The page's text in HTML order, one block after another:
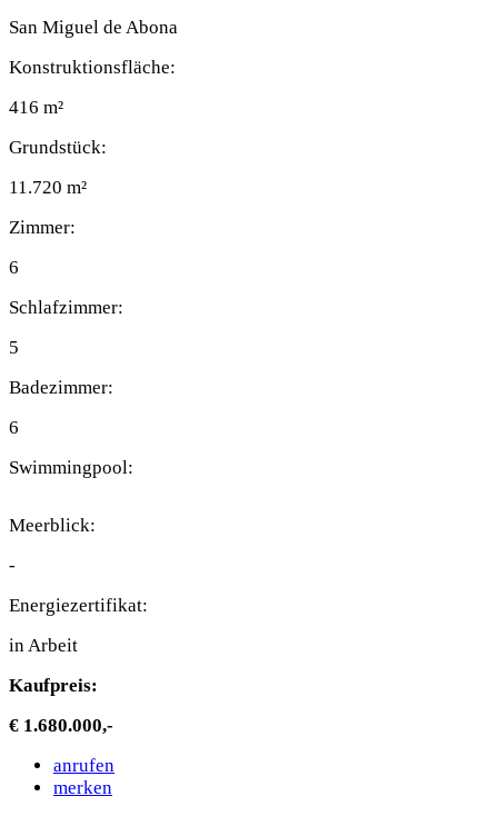
San Miguel de Abona
Konstruktionsfläche:
416 m²
Grundstück:
11.720 m²
Zimmer:
6
Schlafzimmer:
5
Badezimmer:
6
Swimmingpool:
Meerblick:
-
Energiezertifikat:
in Arbeit
Kaufpreis:
€ 1.680.000,-
anrufen
merken